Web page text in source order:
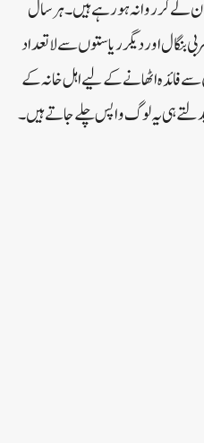
لے کر روانہ ہو رہے ہیں۔ہر سال
بنگال اور دیگر ریاستوں سے لاتعداد
سے فائدہ اٹھانے کے لیے اہل خانہ کے
ہی یہ لوگ واپس چلے جاتے ہیں۔